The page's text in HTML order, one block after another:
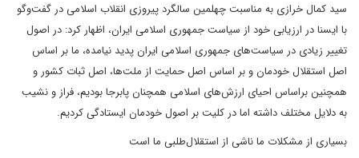
سید کمال خرازی به مناسبت چهلمین سالگرد پیروزی انقلاب اسلامی در گفت‌وگو
با ایسنا در ارزیابی خود از سیاست جمهوری اسلامی ایران، اظهار کرد: در اصول
تغییر زیادی در سیاست‌های جمهوری اسلامی ایران پدید نیامده، ما بر اساس
اصل استقلال خودمان و بر اساس اصل حمایت از ملت‌ها، اصل ثبات کشور و
همچنین براساس احیای ارزش‌های اسلامی همچنان پابرجا بودیم، فراز و نشیب
به دلایل مختلف داشته اما در کلیت بر اصول خودمان ایستادگی کردیم.
بسیاری از مشکلات ما ناشی از استقلال‌طلبی ما است